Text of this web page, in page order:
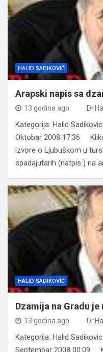
HALID SADIKOVIĆ
Arapski napis sa
13 godina ago
Kategorija: Halid
Oktobar 2008 17:36
izvore o Ljubuškom u
spadajutarih (natpis ) na
HALID SADIKOVIĆ
Dzamija na Gradu
13 godina ago
Kategorija: Halid
Septembar 2008 00:09